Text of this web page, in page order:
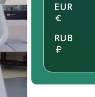
EUR
RUB